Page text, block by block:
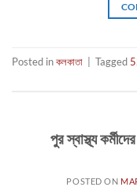
Posted inকলকাতা | Tagged
পুর স্বাস্থ্য
POSTED ON